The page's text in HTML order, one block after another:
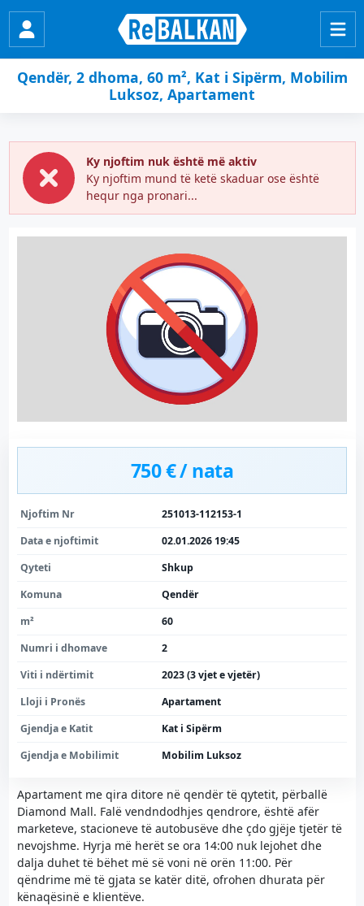
Qendër, 2 dhoma, 60 m², Kat i Sipërm, Mobilim
Luksoz, Apartament
Ky njoftim nuk është më aktiv
Ky njoftim mund të ketë skaduar ose është
hequr nga pronari...
Apartament me qira ditore në qendër të qytetit, përballë
Diamond Mall. Falë vendndodhjes qendrore, është afër
marketeve, stacioneve të autobusëve dhe çdo gjëje tjetër të
nevojshme. Hyrja më herët se ora 14:00 nuk lejohet dhe
dalja duhet të bëhet më së voni në orën 11:00. Për
qëndrime më të gjata se katër ditë, ofrohen dhurata për
kënaqësinë e klientëve.
750 € / nata
Njoftim Nr
251013-112153-1
Data e njoftimit
02.01.2026 19:45
Qyteti
Shkup
Komuna
Qendër
m²
60
Numri i dhomave
2
Viti i ndërtimit
2023 (3 vjet e vjetër)
Lloji i Pronës
Apartament
Gjendja e Katit
Kat i Sipërm
Gjendja e Mobilimit
Mobilim Luksoz